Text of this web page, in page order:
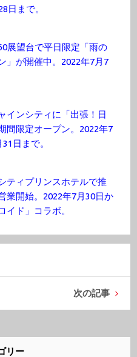
日まで。
展望台で平日限定「雨の
」が開催中。2022年7月7
インシティに「出張！日
間限定オープン。2022年7
日まで。
ティプリンスホテルで推
業開始。2022年7月30日か
イド」コラボ。
次の記事
リー